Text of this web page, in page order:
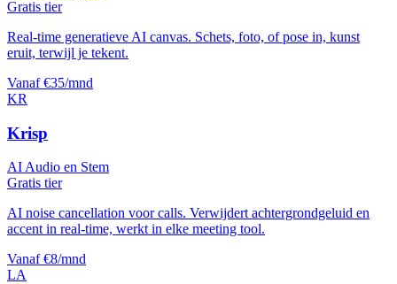
Gratis tier
Real-time generatieve AI canvas. Schets, foto, of pose in, kunst
eruit, terwijl je tekent.
Vanaf €35/mnd
KR
Krisp
AI Audio en Stem
Gratis tier
AI noise cancellation voor calls. Verwijdert achtergrondgeluid en
accent in real-time, werkt in elke meeting tool.
Vanaf €8/mnd
LA